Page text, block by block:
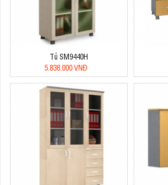
Tủ SM9440H
5.838.000 VNĐ